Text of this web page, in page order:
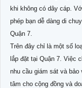
khi không có dây cáp.
phép bạn dễ dàng di
Quận 7.
Trên đây chỉ là một số
lắp đặt tại Quận 7. Việc
nhu cầu giám sát và
tâm cho cộng đồng và